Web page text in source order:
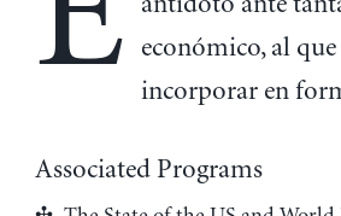
económico, al
incorporar en
Associated Programs